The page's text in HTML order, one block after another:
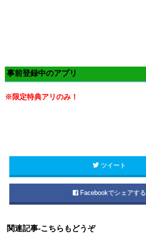
事前登録中のアプリ
※限定特典アリのみ！
ツイート
Facebookでシェアする
関連記事-こちらもどうぞ